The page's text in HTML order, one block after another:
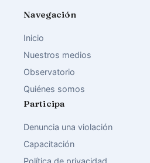
Navegación
Inicio
Nuestros medios
Observatorio
Quiénes somos
Participa
Denuncia una violación
Capacitación
Política de privacidad